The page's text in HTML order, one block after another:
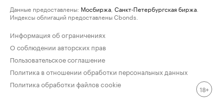
Данные предоставлены: Мосбиржа Санкт-Петербургская биржа
Индексы облигаций предоставлены Cbonds.
Информация об ограничениях
О соблюдении авторских прав
Пользовательское соглашение
Политика в отношении обработки персональных данных
Политика обработки файлов cookie
18+